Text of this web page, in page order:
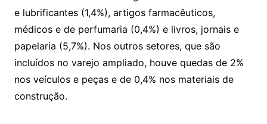
e lubrificantes (1,4%), artigos farmacêuticos,
médicos e de perfumaria (0,4%) e livros, jornais e
papelaria (5,7%). Nos outros setores, que são
incluídos no varejo ampliado, houve quedas de 2%
nos veículos e peças e de 0,4% nos materiais de
construção.